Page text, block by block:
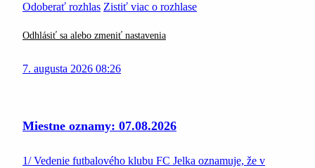
Odoberať rozhlas Zistiť viac o rozhlase
Odhlásiť sa alebo zmeniť nastavenia
7. augusta 2026 08:26
Miestne oznamy: 07.08.2026
1/ Vedenie futbalového klubu FC Jelka oznamuje, že v